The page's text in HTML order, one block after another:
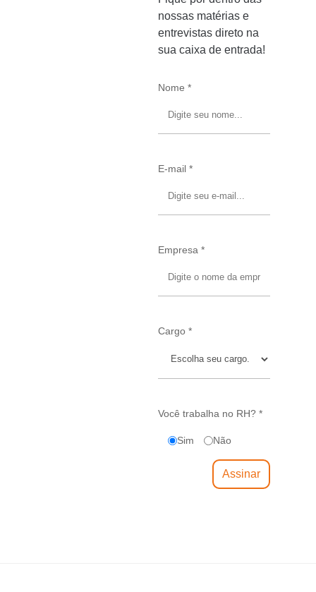
nossas matérias e
entrevistas direto na
sua caixa de entrada!
Nome *
E-mail *
Empresa *
Cargo *
Você trabalha no RH? *
Sim Não